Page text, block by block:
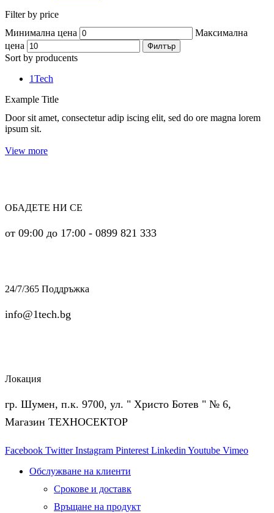
Filter by price
Минимална цена
Максимална
цена
Филтър
Sort by producents
1Tech
Example Title
Door sit amet, consectetur adip iscing elit, sed do ore magna lorem
ipsum sit.
View more
ОБАДЕТЕ НИ СЕ
от 09:00 до 17:00 - 0899 821 333
24/7/365 Поддръжка
info@1tech.bg
Локация
гр. Шумен, п.к. 9700, ул. " Христо Ботев " № 6,
Магазин ТЕХНОСЕКТОР
Facebook Twitter Instagram Pinterest Linkedin Youtube Vimeo
Обслужване на клиенти
Срокове и доставк
Връщане на продукт